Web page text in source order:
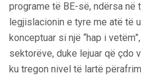
programe të BE-së, ndërsa në
legjislacionin e tyre me atë të
konceptuar si një “hap i
sektorëve, duke lejuar që çdo
ku tregon nivel të lartë